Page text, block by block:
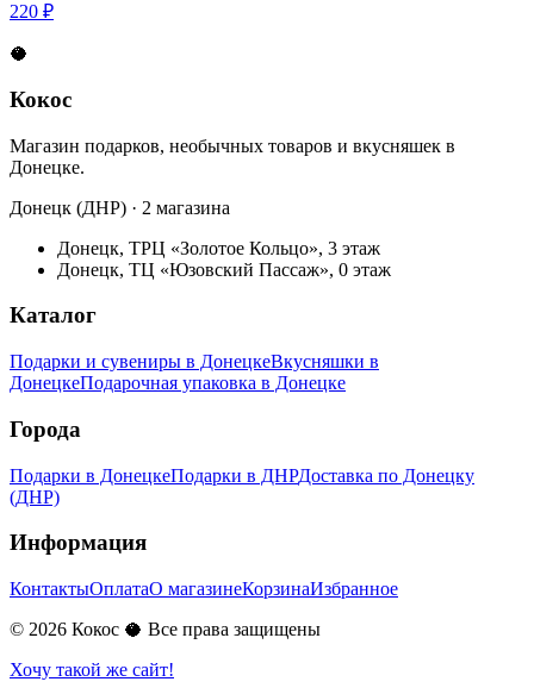
220 ₽
🥥
Кокос
Магазин подарков, необычных товаров и вкусняшек в
Донецке.
Донецк (ДНР) · 2 магазина
Донецк, ТРЦ «Золотое Кольцо», 3 этаж
Донецк, ТЦ «Юзовский Пассаж», 0 этаж
Каталог
Подарки и сувениры в ДонецкеВкусняшки в
ДонецкеПодарочная упаковка в Донецке
Города
Подарки в ДонецкеПодарки в ДНРДоставка по Донецку
(ДНР)
Информация
КонтактыОплатаО магазинеКорзинаИзбранное
© 2026 Кокос 🥥 Все права защищены
Хочу такой же сайт!